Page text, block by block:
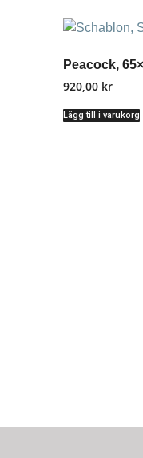
Peacock,
920,00 kr
Lägg till i varukorg